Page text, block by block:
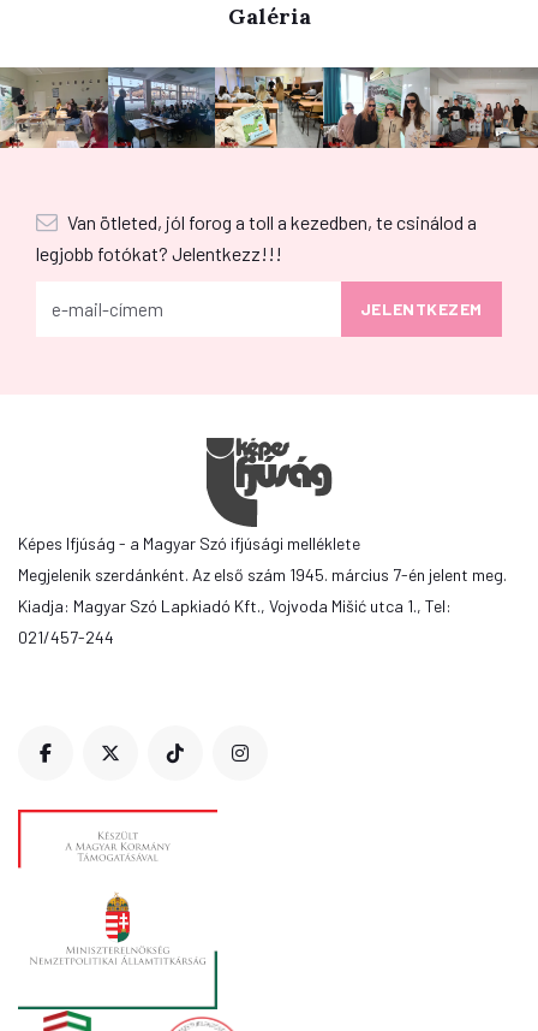
Galéria
Van ötleted, jól forog a toll a kezedben, te csinálod a
legjobb fotókat? Jelentkezz!!!
Képes Ifjúság - a Magyar Szó ifjúsági melléklete
Megjelenik szerdánként. Az első szám 1945. március 7-én jelent meg.
Kiadja: Magyar Szó Lapkiadó Kft., Vojvoda Mišić utca 1., Tel:
021/457-244